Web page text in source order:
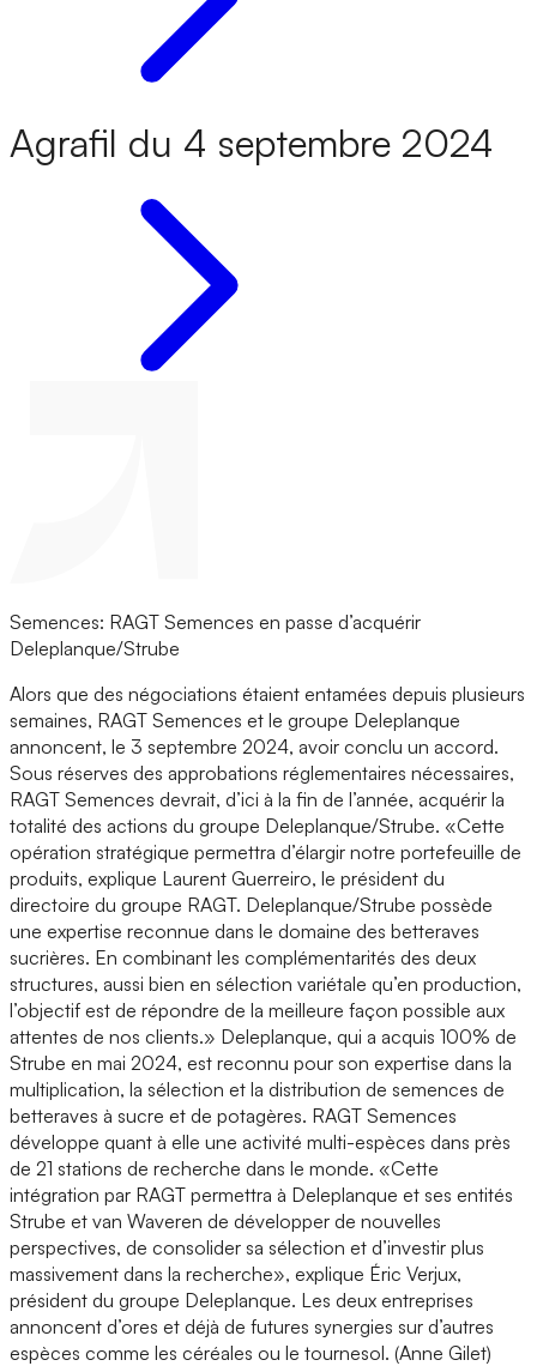
Agrafil du 4 septembre 2024
Semences: RAGT Semences en passe d’acquérir
Deleplanque/Strube
Alors que des négociations étaient entamées depuis plusieurs
semaines, RAGT Semences et le groupe Deleplanque
annoncent, le 3 septembre 2024, avoir conclu un accord.
Sous réserves des approbations réglementaires nécessaires,
RAGT Semences devrait, d’ici à la fin de l’année, acquérir la
totalité des actions du groupe Deleplanque/Strube. «Cette
opération stratégique permettra d’élargir notre portefeuille de
produits, explique Laurent Guerreiro, le président du
directoire du groupe RAGT. Deleplanque/Strube possède
une expertise reconnue dans le domaine des betteraves
sucrières. En combinant les complémentarités des deux
structures, aussi bien en sélection variétale qu’en production,
l’objectif est de répondre de la meilleure façon possible aux
attentes de nos clients.» Deleplanque, qui a acquis 100% de
Strube en mai 2024, est reconnu pour son expertise dans la
multiplication, la sélection et la distribution de semences de
betteraves à sucre et de potagères. RAGT Semences
développe quant à elle une activité multi-espèces dans près
de 21 stations de recherche dans le monde. «Cette
intégration par RAGT permettra à Deleplanque et ses entités
Strube et van Waveren de développer de nouvelles
perspectives, de consolider sa sélection et d’investir plus
massivement dans la recherche», explique Éric Verjux,
président du groupe Deleplanque. Les deux entreprises
annoncent d’ores et déjà de futures synergies sur d’autres
espèces comme les céréales ou le tournesol. (Anne Gilet)